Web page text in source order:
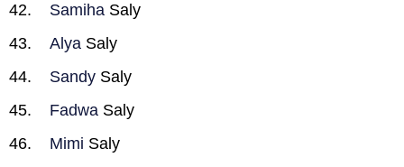
Samiha Saly
Alya Saly
Sandy Saly
Fadwa Saly
Mimi Saly